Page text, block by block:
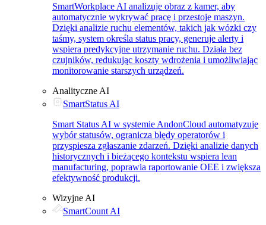
SmartWorkplace AI analizuje obraz z kamer, aby
automatycznie wykrywać pracę i przestoje maszyn.
Dzięki analizie ruchu elementów, takich jak wózki czy
taśmy, system określa status pracy, generuje alerty i
wspiera predykcyjne utrzymanie ruchu. Działa bez
czujników, redukując koszty wdrożenia i umożliwiając
monitorowanie starszych urządzeń.
Analityczne AI
SmartStatus AI
Smart Status AI w systemie AndonCloud automatyzuje
wybór statusów, ogranicza błędy operatorów i
przyspiesza zgłaszanie zdarzeń. Dzięki analizie danych
historycznych i bieżącego kontekstu wspiera lean
manufacturing, poprawia raportowanie OEE i zwiększa
efektywność produkcji.
Wizyjne AI
SmartCount AI